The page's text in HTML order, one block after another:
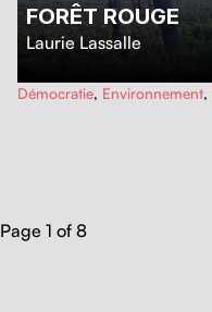
FORÊT ROUGE
Laurie Lassalle
…
Démocratie, Environnement,